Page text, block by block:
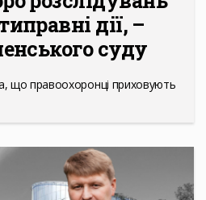
дії, –
суду
що правоохоронці приховують